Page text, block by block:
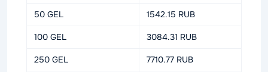
50 GEL 1542.15 RUB
100 GEL 3084.31 RUB
250 GEL 7710.77 RUB